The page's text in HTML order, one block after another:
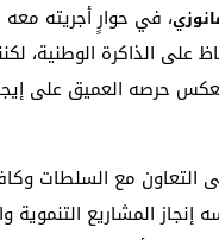
، في حوارٍ أجريته
الذاكرة الوطنية،
حرصه العميق على
مع السلطات
المشاريع التنموية